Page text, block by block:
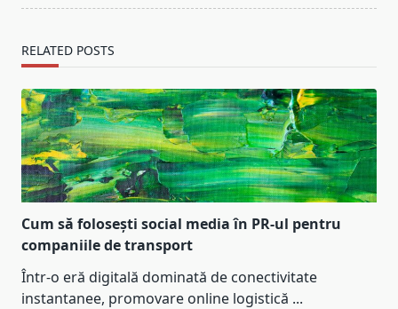
RELATED POSTS
Cum să folosești social media în PR-ul pentru
companiile de transport
Într-o eră digitală dominată de conectivitate
instantanee, promovare online logistică ...